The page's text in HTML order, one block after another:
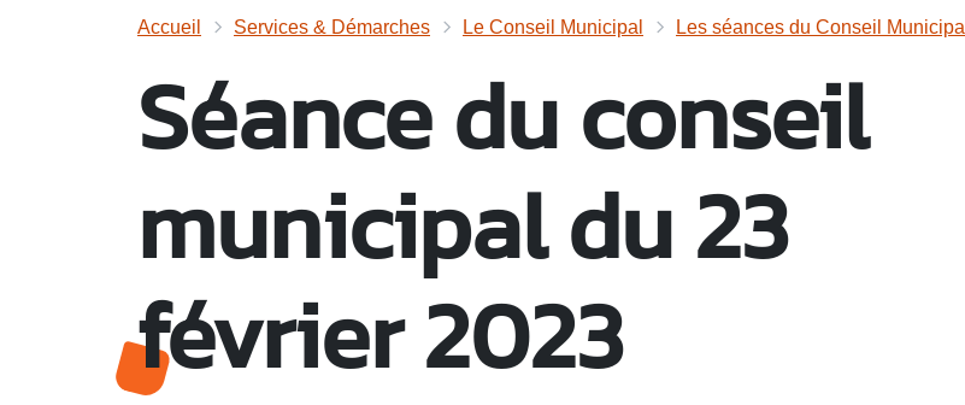
Accueil Services & Démarches Le Conseil Municipal Les séances du Conseil Municipal
Séance du conseil
municipal du 23
février 2023